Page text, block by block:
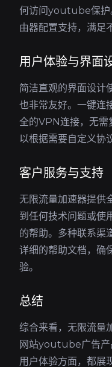
何访问youtube保护
由器配置支持，满足
用户体验与界面
简洁直观的界面设计
也非常友好。一键连
全的VPN连接，无需
以根据需要自定义协
客户服务与支持
无限流量加速器提供
到任何技术问题或使
的帮助。多种联系渠
详细的帮助文档，确
验。
总结
综合来看，无限流量
网站youtube广告产
用户体验方面，都展